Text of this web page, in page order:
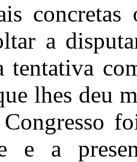
a
tentativa
lhes deu
e a